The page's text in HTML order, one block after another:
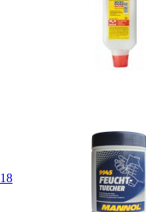
18